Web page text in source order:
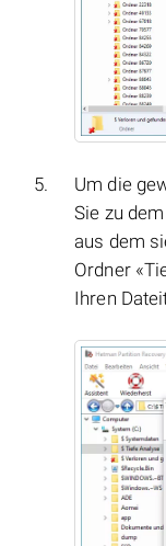
Um die
Sie zu
aus dem
Ordner
Ihren